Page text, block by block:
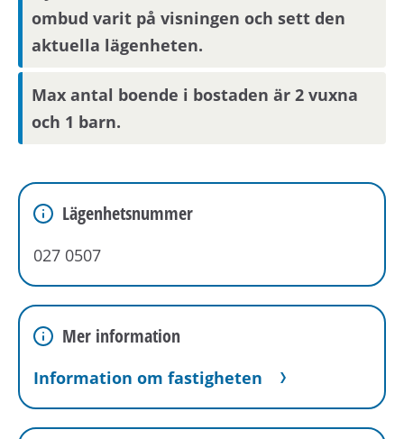
ombud varit på visningen och sett den
aktuella lägenheten.
Max antal boende i bostaden är 2 vuxna
och 1 barn.
Lägenhetsnummer
027 0507
Mer information
Information om fastigheten